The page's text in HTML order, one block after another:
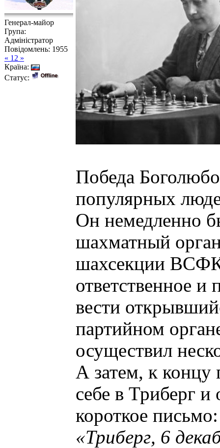
Генерал-майор
Група:
Адміністратор
Повідомлень: 1955
« 12 »
Країна:
Статус:
Победа
популярных
Он немедленно
шахматный
шахсекции
ответственное и
вести
партийном
осуществил
А затем, к концу
себе в Триберг и
короткое письмо:
«Триберг, 6